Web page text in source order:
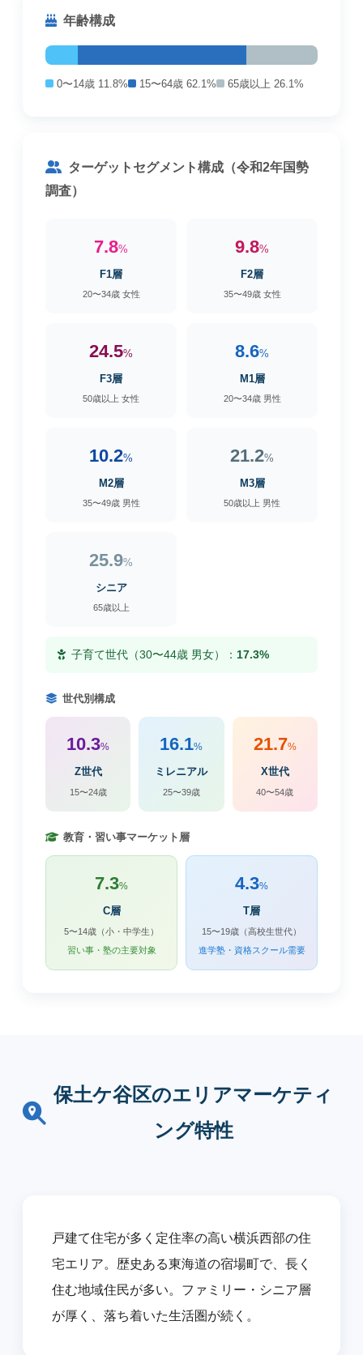
年齢構成
0〜14歳 11.8% 15〜64歳 62.1% 65歳以上 26.1%
ターゲットセグメント構成（令和2年国勢
調査）
7.8%
F1層
20〜34歳 女性
9.8%
F2層
35〜49歳 女性
24.5%
F3層
50歳以上 女性
8.6%
M1層
20〜34歳 男性
10.2%
M2層
35〜49歳 男性
21.2%
M3層
50歳以上 男性
25.9%
シニア
65歳以上
子育て世代（30〜44歳 男女）： 17.3%
世代別構成
10.3%
Z世代
15〜24歳
16.1%
ミレニアル
25〜39歳
21.7%
X世代
40〜54歳
教育・習い事マーケット層
7.3%
C層
5〜14歳（小・中学生）
習い事・塾の主要対象
4.3%
T層
15〜19歳（高校生世代）
進学塾・資格スクール需要
保土ケ谷区のエリアマーケティ
ング特性
戸建て住宅が多く定住率の高い横浜西部の住
宅エリア。歴史ある東海道の宿場町で、長く
住む地域住民が多い。ファミリー・シニア層
が厚く、落ち着いた生活圏が続く。